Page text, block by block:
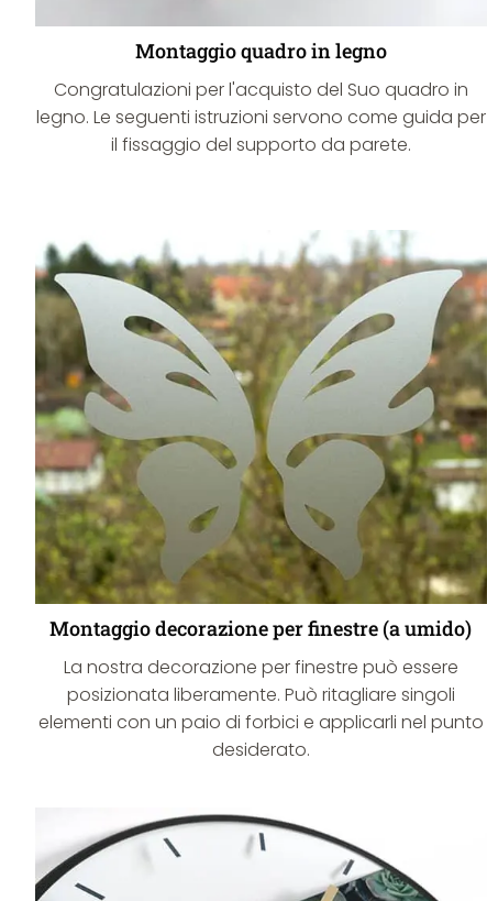
Montaggio quadro in legno
Congratulazioni per l'acquisto del Suo quadro in
legno. Le seguenti istruzioni servono come guida per
il fissaggio del supporto da parete.
Montaggio decorazione per finestre (a umido)
La nostra decorazione per finestre può essere
posizionata liberamente. Può ritagliare singoli
elementi con un paio di forbici e applicarli nel punto
desiderato.